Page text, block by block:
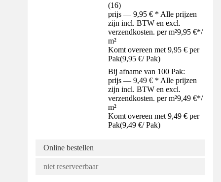
(16)
prijs — 9,95 € * Alle prijzen
zijn incl. BTW en excl.
verzendkosten. per m²9,95 €*/
m²
Komt overeen met 9,95 € per
Pak(9,95 €/ Pak)
Bij afname van 100 Pak:
prijs — 9,49 € * Alle prijzen
zijn incl. BTW en excl.
verzendkosten. per m²9,49 €*/
m²
Komt overeen met 9,49 € per
Pak(9,49 €/ Pak)
Online bestellen
niet reserveerbaar